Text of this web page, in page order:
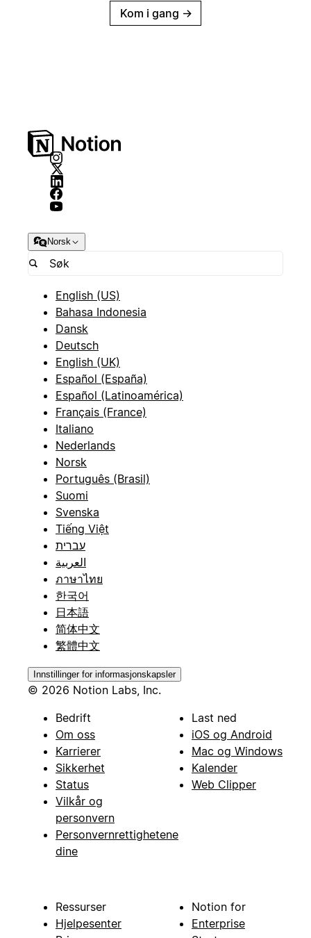
Kom i gang →
Norsk
English (US)
Bahasa Indonesia
Dansk
Deutsch
English (UK)
Español (España)
Español (Latinoamérica)
Français (France)
Italiano
Nederlands
Norsk
Português (Brasil)
Suomi
Svenska
Tiếng Việt
עברית
العربية
ภาษาไทย
한국어
日本語
简体中文
繁體中文
Innstillinger for informasjonskapsler
© 2026 Notion Labs, Inc.
Bedrift
Om oss
Karrierer
Sikkerhet
Status
Vilkår og
personvern
Personvernrettighetene
dine
Last ned
iOS og Android
Mac og Windows
Kalender
Web Clipper
Ressurser
Hjelpesenter
Notion for
Enterprise